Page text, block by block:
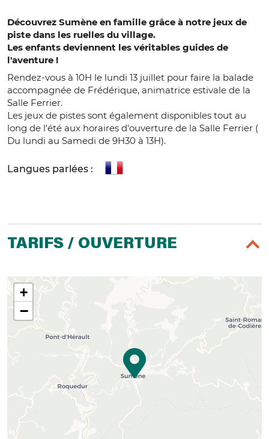
Découvrez Sumène en famille grâce à notre jeux de
piste dans les ruelles du village.
‍‍‍Les enfants deviennent les véritables guides de
l'aventure !
Rendez-vous à 10H le lundi 13 juillet pour faire la balade
accompagnée de Frédérique, animatrice estivale de la
Salle Ferrier.
Les jeux de pistes sont également disponibles tout au
long de l'été aux horaires d'ouverture de la Salle Ferrier (
Du lundi au Samedi de 9H30 à 13H).
Langues parlées :
TARIFS / OUVERTURE
+
−